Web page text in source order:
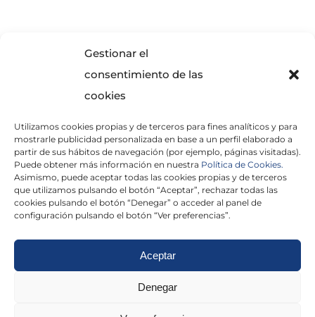
Gestionar el
consentimiento de las
cookies
Utilizamos cookies propias y de terceros para fines analíticos y para
mostrarle publicidad personalizada en base a un perfil elaborado a
partir de sus hábitos de navegación (por ejemplo, páginas visitadas).
Puede obtener más información en nuestra Política de Cookies.
Asimismo, puede aceptar todas las cookies propias y de terceros
que utilizamos pulsando el botón “Aceptar”, rechazar todas las
cookies pulsando el botón “Denegar” o acceder al panel de
configuración pulsando el botón “Ver preferencias”.
Aceptar
Denegar
He leído y acepto laPolítica de Privacidad
Politica de cookies|Aviso Legal